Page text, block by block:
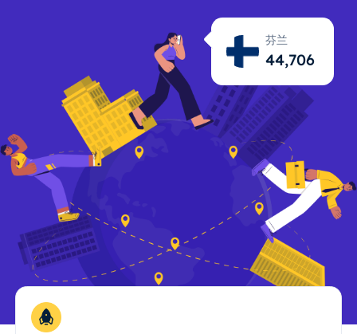
芬兰
44,707